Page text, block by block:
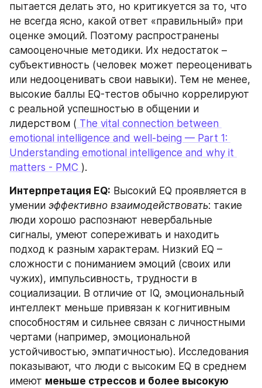
пытается делать это, но критикуется за то, что
не всегда ясно, какой ответ «правильный» при
оценке эмоций. Поэтому распространены
самооценочные методики. Их недостаток –
субъективность (человек может переоценивать
или недооценивать свои навыки). Тем не менее,
высокие баллы EQ-тестов обычно коррелируют
с реальной успешностью в общении и
лидерством ( The vital connection between
emotional intelligence and well-being — Part 1:
Understanding emotional intelligence and why it
matters - PMC ).
Интерпретация EQ: Высокий EQ проявляется в
умении эффективно взаимодействовать: такие
люди хорошо распознают невербальные
сигналы, умеют сопереживать и находить
подход к разным характерам. Низкий EQ –
сложности с пониманием эмоций (своих или
чужих), импульсивность, трудности в
социализации. В отличие от IQ, эмоциональный
интеллект меньше привязан к когнитивным
способностям и сильнее связан с личностными
чертами (например, эмоциональной
устойчивостью, эмпатичностью). Исследования
показывают, что люди с высоким EQ в среднем
имеют меньше стрессов и более высокую